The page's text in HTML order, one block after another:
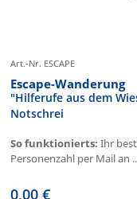
Art.-Nr. ESCAPE
Escape-Wanderung
"Hilferufe aus dem
Notschrei
So funktionierts: Ihr
Personenzahl per Mail an
0,00 €